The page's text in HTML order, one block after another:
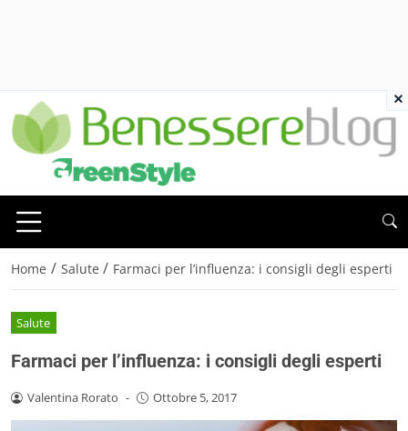
Home / Salute / Farmaci per l’influenza: i consigli degli esperti
Salute
Farmaci per l’influenza: i consigli degli esperti
Valentina Rorato - Ottobre 5, 2017
×